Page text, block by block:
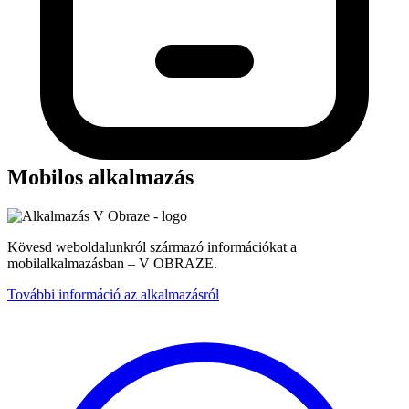
Mobilos alkalmazás
Kövesd weboldalunkról származó információkat a
mobilalkalmazásban – V OBRAZE.
További információ az alkalmazásról